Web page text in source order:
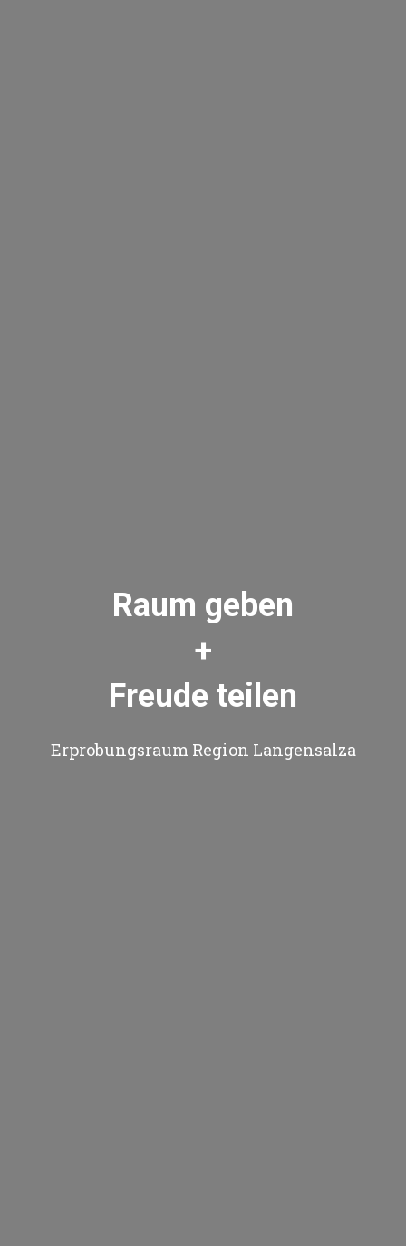
Raum geben
+
Freude teilen
Erprobungsraum Region Langensalza